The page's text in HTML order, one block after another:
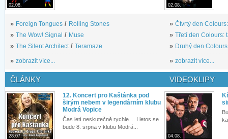
02.08.
» Foreign Tongues / Rolling Stones
» The Wow! Signal / Muse
» The Silent Architect/ Teramaze
» zobrazit více...
02.08.
» Čtvrtý den
» Třetí den Colours:
» Druhý den
» zobrazit více...
ČLÁNKY
28.07.
12. Koncert pro Kaštánka pod
širým nebem v legendárním klubu
Modrá Vopice
Čas letí neskutečně rychle.... I letos se
bude 8. srpna v klubu Modrá...
VIDEOKLIPY
04.08.